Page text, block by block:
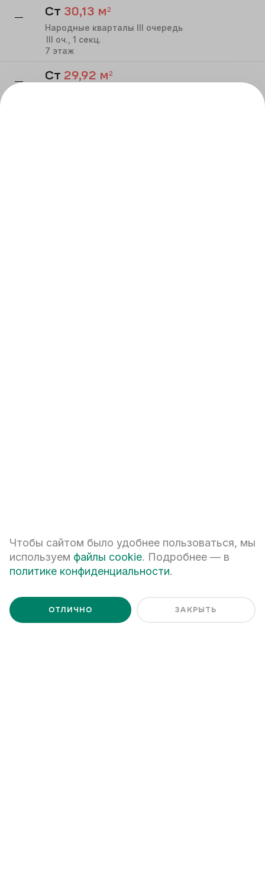
— Ст 30,13 м²
Народные кварталы III очередь
III оч., 1 секц.
7 этаж
— Ст 29,92 м²
Я ознакомлен с
Политикой обработки персональных данных
Чтобы сайтом было удобнее пользоваться, мы
используем файлы cookie. Подробнее — в
политике конфиденциальности.
ОТЛИЧНО ЗАКРЫТЬ